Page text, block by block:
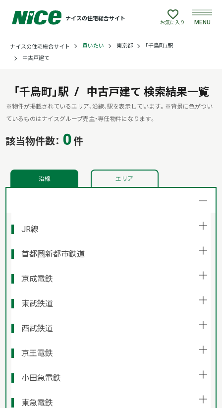
ナイスの住宅総合サイト
買いたい
建てたい
お気に入り MENU
ナイスの住宅総合サイト 買いたい 東京都
「千鳥町」駅
中古戸建て
「千鳥町」駅 中古戸建て 検索結果一覧
※物件が掲載されているエリア、沿線、駅を表示しています。 ※背景に色がつい
ているものはナイスグループ売主・専任物件になります。
該当物件数： 0 件
沿線 エリア
JR線
首都圏新都市鉄道
京成電鉄
東武鉄道
西武鉄道
京王電鉄
小田急電鉄
東急電鉄